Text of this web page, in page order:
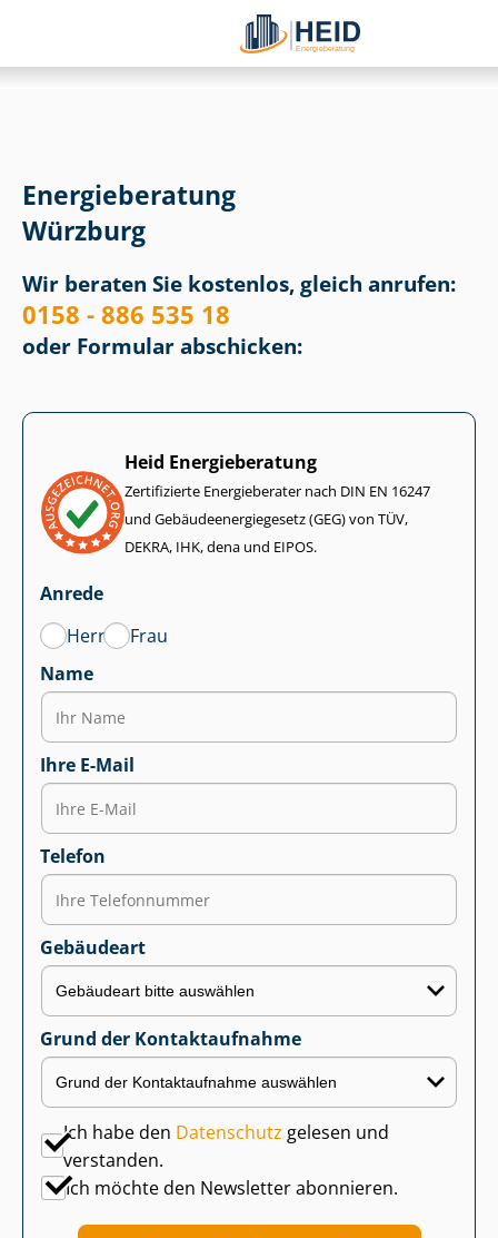
Energieberatung
Würzburg
Wir beraten Sie kostenlos, gleich anrufen:
0158 - 886 535 18
oder Formular abschicken:
Heid Energieberatung
Zertifizierte Energieberater nach DIN EN 16247
und Ge­bäu­de­en­er­gie­ge­setz (GEG) von TÜV,
DEKRA, IHK, dena und EIPOS.
Anrede
Herr
Frau
Name
Ihre E-Mail
Telefon
Gebäudeart
Grund der Kontaktaufnahme
Ich habe den Datenschutz gelesen und
verstanden.
Ich möchte den Newsletter abonnieren.